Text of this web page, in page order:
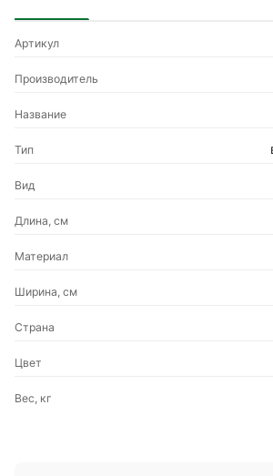
Артикул
Производитель
Название
Тип
Вид
Длина, см
Материал
Ширина, см
Страна
Цвет
Вес, кг